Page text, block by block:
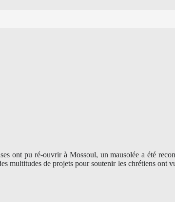
ont pu ré-ouvrir à Mossoul, un mausolée a été
multitudes de projets pour soutenir les chrétiens